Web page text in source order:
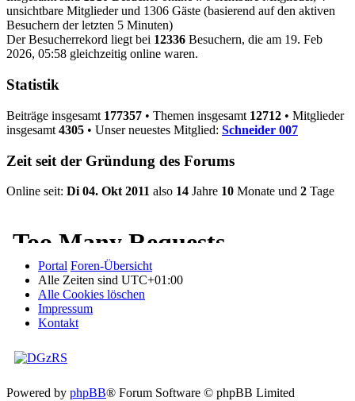
unsichtbare Mitglieder und 1306 Gäste (basierend auf den aktiven
Besuchern der letzten 5 Minuten)
Der Besucherrekord liegt bei 12336 Besuchern, die am 19. Feb
2026, 05:58 gleichzeitig online waren.
Statistik
Beiträge insgesamt 177357 • Themen insgesamt 12712 • Mitglieder
insgesamt 4305 • Unser neuestes Mitglied: Schneider 007
Zeit seit der Gründung des Forums
Online seit: Di 04. Okt 2011 also 14 Jahre 10 Monate und 2 Tage
Portal Foren-Übersicht
Alle Zeiten sind UTC+01:00
Alle Cookies löschen
Impressum
Kontakt
Powered by phpBB® Forum Software © phpBB Limited